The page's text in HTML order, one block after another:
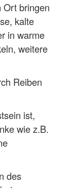
Ort bringen
kalte
in warme
weitere
Reiben
ist,
wie z.B.
des